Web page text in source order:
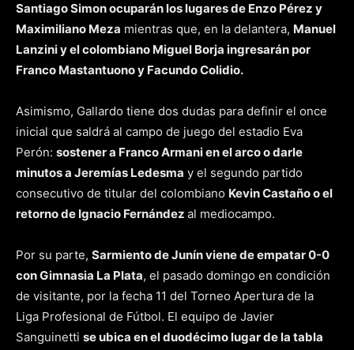
Santiago Simon ocuparán los lugares de Enzo Pérez y
Maximiliano Meza mientras que, en la delantera, Manuel
Lanzini y el colombiano Miguel Borja ingresarán por
Franco Mastantuono y Facundo Colidio.
Asimismo, Gallardo tiene dos dudas para definir el once
inicial que saldrá al campo de juego del estadio Eva
Perón: sostener a Franco Armani en el arco o darle
minutos a Jeremías Ledesma y el segundo partido
consecutivo de titular del colombiano Kevin Castaño o el
retorno de Ignacio Fernández al mediocampo.
Por su parte, Sarmiento de Junín viene de empatar 0-0
con Gimnasia La Plata, el pasado domingo en condición
de visitante, por la fecha 11 del Torneo Apertura de la
Liga Profesional de Fútbol. El equipo de Javier
Sanguinetti se ubica en el duodécimo lugar de la tabla